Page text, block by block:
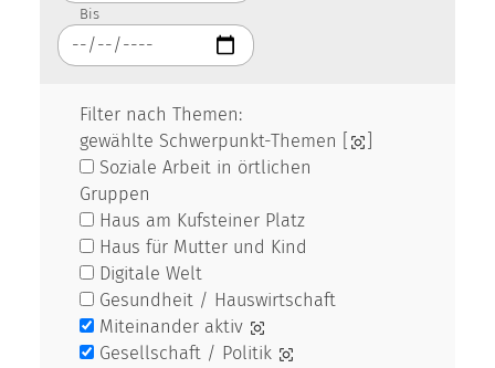
Bis
Filter nach Themen:
gewählte Schwerpunkt-Themen [
Soziale Arbeit in örtlichen
Gruppen
Haus am Kufsteiner Platz
Haus für Mutter und Kind
Digitale Welt
Gesundheit / Hauswirtschaft
Miteinander aktiv
Gesellschaft / Politik